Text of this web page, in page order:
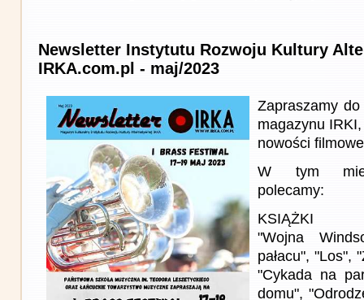
Newsletter Instytutu Rozwoju Kultury
IRKA.com.pl - maj/2023
Zapraszamy
magazynu
nowości
W tym
polecamy:
KSIĄŻKI
"Wojna
pałacu", "Los",
"Cykada na
domu",